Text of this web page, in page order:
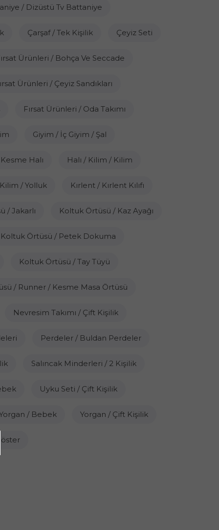
/ Dizüstü Tv Battaniye
Çarşaf / Tek Kişilik Çeyiz Seti
Ürünleri / Bohça Ve Seccade
Ürünleri / Çeyiz Sandıkları
Fırsat Ürünleri / Oda Takımı
Giyim / İç Giyim / Şal
Halı Halı / Kilim / Kilim
Kilim / Yolluk Kırlent / Kırlent Kılıfı
/ Jakarlı Koltuk Örtüsü / Kaz Ayağı
Koltuk Örtüsü / Petek Dokuma
Koltuk Örtüsü / Tay Tüyü
/ Runner / Kesme Masa Örtüsü
Nevresim Takımı / Çift Kişilik
Perdeler / Buldan Perdeler
Salıncak Minderleri / 2 Kişilik
Uyku Seti / Çift Kişilik
/ Bebek Yorgan / Çift Kişilik